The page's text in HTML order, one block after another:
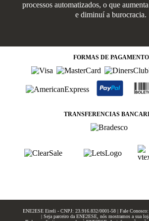
processos automatizados, o que
e diminuí a burocracia.
FORMAS DE PAGAMENTO
TRANSFERENCIAS
ENE2ESE Eireli - CNPJ: 23.916.832/0001-58 | Fale Conosco:
| Seja parceiro da ENE2ESE, nós mostramos a sua